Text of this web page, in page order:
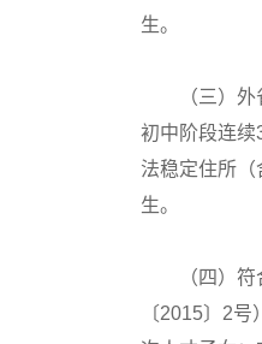
生。
（三）外省
初中阶段连续
法稳定住所
生。
（四）符合
〔2015〕2